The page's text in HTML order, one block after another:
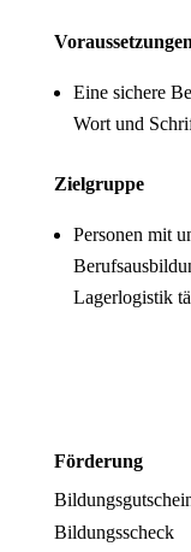
Voraussetzungen
Eine sichere
Wort und
Zielgruppe
Personen mit
Lagerlogistik
Förderung
Bildungsscheck